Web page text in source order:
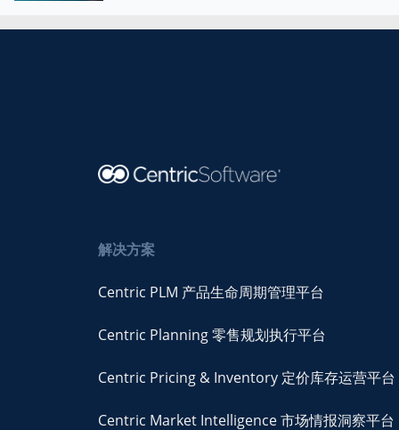
解决方案
Centric PLM 产品生命周期管理平台
Centric Planning 零售规划执行平台
Centric Pricing & Inventory 定价库存运营平台
Centric Market Intelligence 市场情报洞察平台